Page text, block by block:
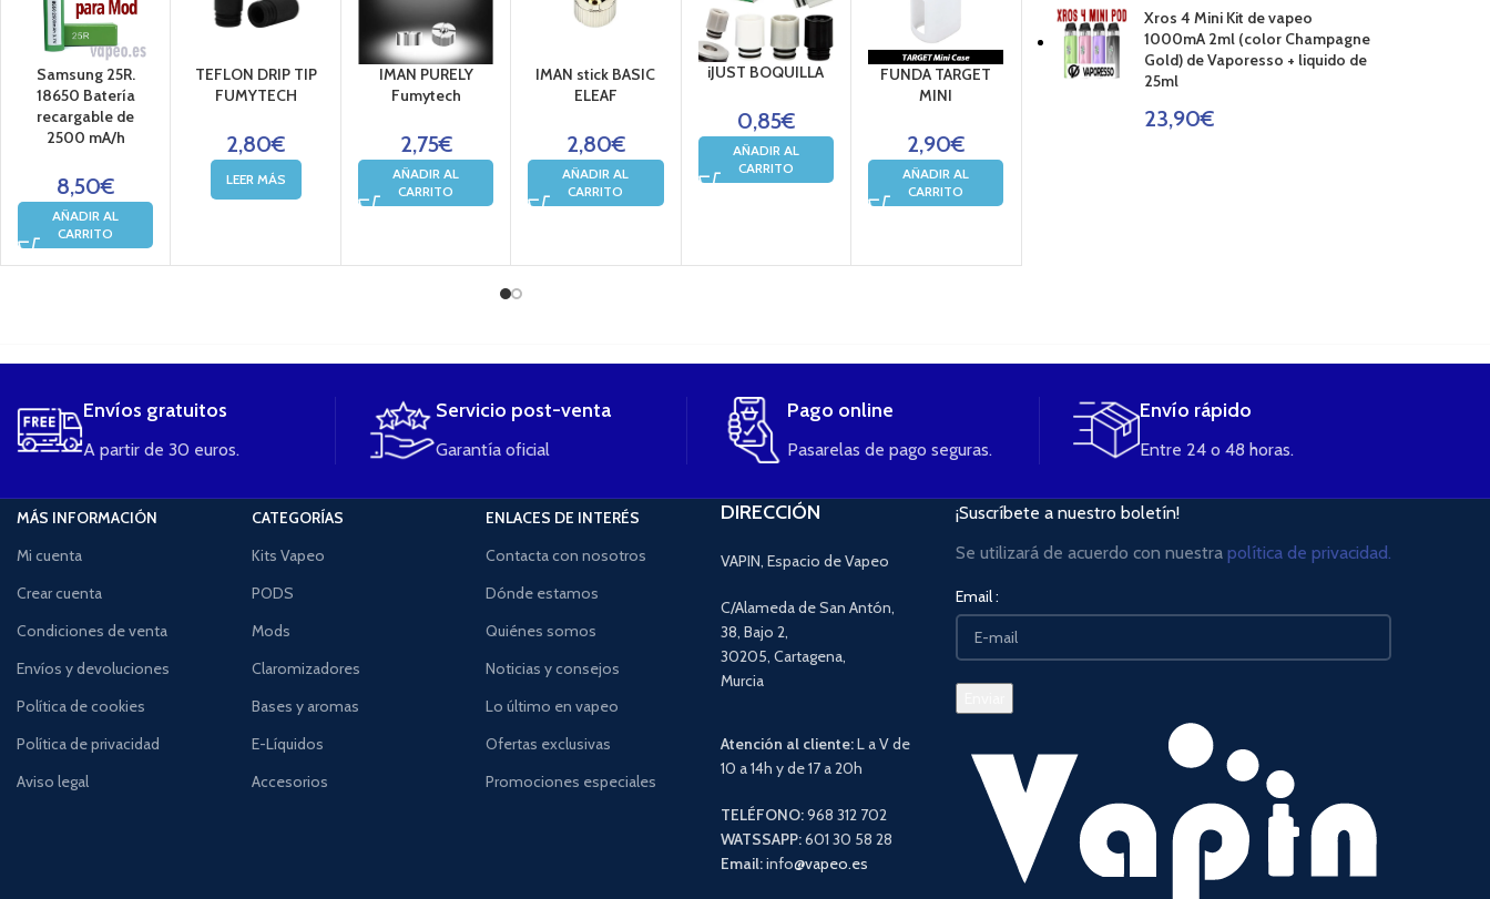
Samsung 25R.
18650 Batería
recargable de
2500 mA/h
8,50€
AÑADIR AL
CARRITO
TEFLON DRIP TIP
FUMYTECH
2,80€
LEER MÁS
IMAN PURELY
Fumytech
2,75€
AÑADIR AL
CARRITO
IMAN stick BASIC
ELEAF
2,80€
AÑADIR AL
CARRITO
iJUST BOQUILLA
0,85€
AÑADIR AL
CARRITO
FUNDA TARGET
MINI
2,90€
AÑADIR AL
CARRITO
FUNDA iSTICK
FUNDA DE
Xros 4 Mini Kit de vapeo
1000mA 2ml (color Champagne
Gold) de Vaporesso + liquido de
25ml
23,90€
Envíos gratuitos
A partir de 30 euros.
Servicio post-venta
Garantía oficial
Pago online
Pasarelas de pago seguras.
Envío rápido
Entre 24 o 48 horas.
MÁS INFORMACIÓN
Mi cuenta
Crear cuenta
Condiciones de venta
Envíos y devoluciones
Política de cookies
Política de privacidad
Aviso legal
CATEGORÍAS
Kits Vapeo
PODS
Mods
Claromizadores
Bases y aromas
E-Líquidos
Accesorios
ENLACES DE INTERÉS
Contacta con nosotros
Dónde estamos
Quiénes somos
Noticias y consejos
Lo último en vapeo
Ofertas exclusivas
Promociones especiales
DIRECCIÓN
VAPIN, Espacio de Vapeo
C/Alameda de San Antón,
38, Bajo 2,
30205, Cartagena,
Murcia
Atención al cliente:L a V de
10 a 14h y de 17 a 20h
TELÉFONO:968 312 702
WATSSAPP:601 30 58 28
Email:info@vapeo.es
¡Suscríbete a nuestro boletín!
Se utilizará de acuerdo con nuestra política de privacidad.
Email :